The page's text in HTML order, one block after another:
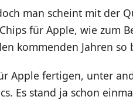
man scheint mit der
für Apple, wie zum
kommenden Jahren so
Apple fertigen, unter
Es stand ja schon